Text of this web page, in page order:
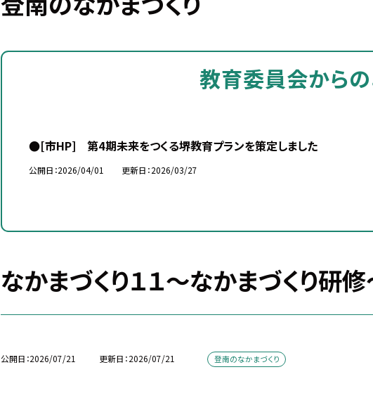
教育委員会から
●[市HP] 第4期未来をつくる堺教育プランを策定しました
公開日 2026/04/01 更新日 2026/03/27
なかまづくり１１～なかまづくり研
公開日 2026/07/21 更新日 2026/07/21 登南のなかまづくり